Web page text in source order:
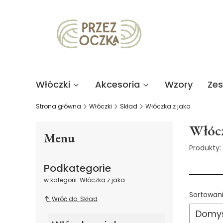
Włóczki Akcesoria Wzory
Strona główna Włóczki Skład Włóczka z jaka
Menu
Podkategorie
w kategorii: Włóczka z jaka
Wróć do: Skład
Produkty: